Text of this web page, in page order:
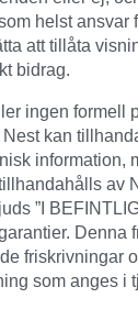
helst ansvar
att tillåta
bidrag.
ingen formell
kan
information,
av
”I
Denna
friskrivningar
som anges i